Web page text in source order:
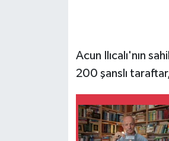
Acun Ilıcalı'nın
200 şanslı
GÜNDEM
HABERDE İNSAN